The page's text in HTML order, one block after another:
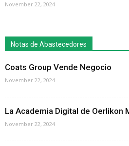
November 22, 2024
Notas de Abastecedores
Coats Group Vende Negocio
November 22, 2024
La Academia Digital de Oerlikon
November 22, 2024